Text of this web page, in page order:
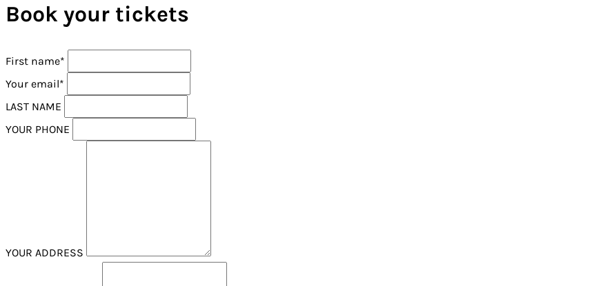
Book your tickets
First name*
Your email*
LAST NAME
YOUR PHONE
YOUR ADDRESS